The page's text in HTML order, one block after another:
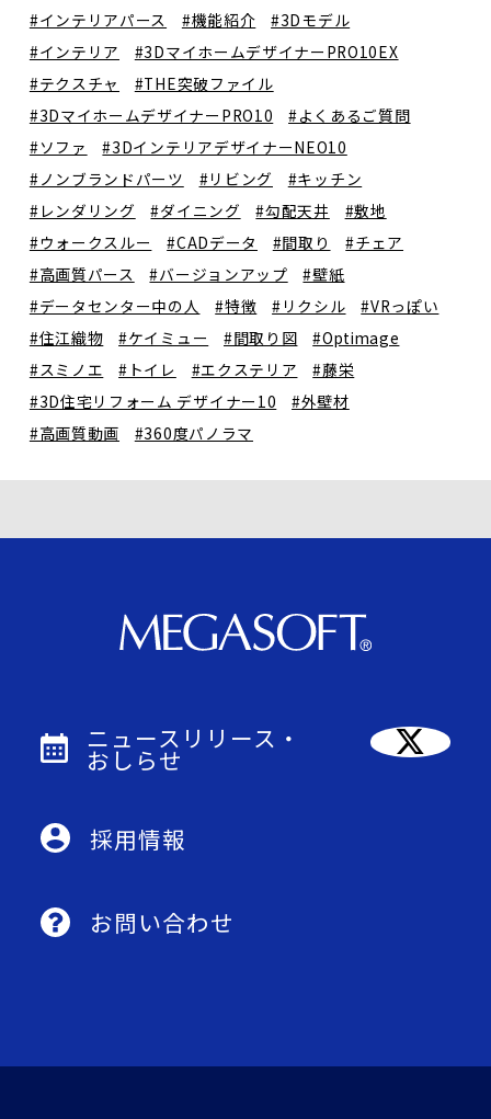
#インテリアパース
#機能紹介
#3Dモデル
#インテリア
#3DマイホームデザイナーPRO10EX
#テクスチャ
#THE突破ファイル
#3DマイホームデザイナーPRO10
#よくあるご質問
#ソファ
#3DインテリアデザイナーNEO10
#ノンブランドパーツ
#リビング
#キッチン
#レンダリング
#ダイニング #勾配天井
#敷地
#ウォークスルー
#CADデータ #間取り
#チェア
#高画質パース
#バージョンアップ
#壁紙
#データセンター中の人
#特徴 #リクシル
#VRっぽい
#住江織物
#ケイミュー #間取り図
#Optimage
#スミノエ
#トイレ #エクステリア
#藤栄
#3D住宅リフォーム デザイナー10
#外壁材
#高画質動画
#360度パノラマ
ニュースリリース・
おしらせ
採用情報
お問い合わせ